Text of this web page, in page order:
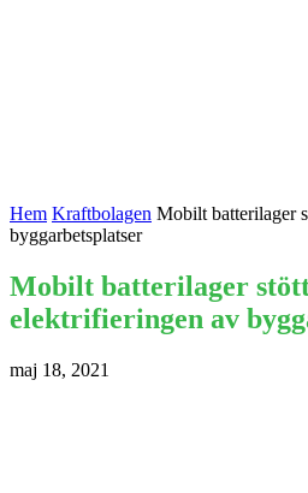
Hem Kraftbolagen Mobilt batterilager
byggarbetsplatser
Mobilt batterilager
elektrifieringen av
maj 18, 2021